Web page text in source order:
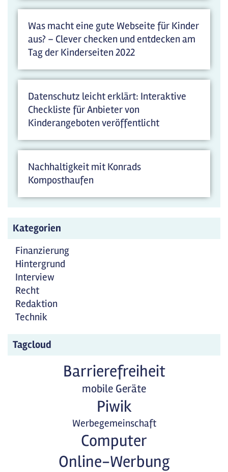
Was macht eine gute Webseite für Kinder
aus? – Clever checken und entdecken am
Tag der Kinderseiten 2022
Datenschutz leicht erklärt: Interaktive
Checkliste für Anbieter von
Kinderangeboten veröffentlicht
Nachhaltigkeit mit Konrads
Komposthaufen
Kategorien
Finanzierung
Hintergrund
Interview
Recht
Redaktion
Technik
Tagcloud
Barrierefreiheit
mobile Geräte
Piwik
Werbegemeinschaft
Computer
Online-Werbung